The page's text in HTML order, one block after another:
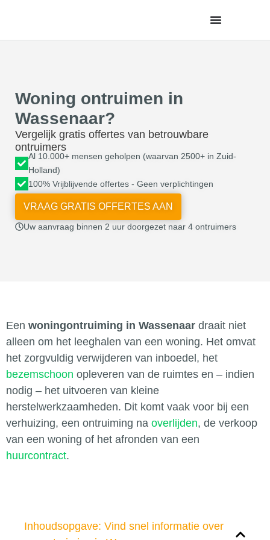
Woning ontruimen in
Wassenaar?
Vergelijk gratis offertes van betrouwbare
ontruimers
Al 10.000+ mensen geholpen (waarvan 2500+ in Zuid-
Holland)
100% Vrijblijvende offertes - Geen verplichtingen
VRAAG GRATIS OFFERTES AAN
Uw aanvraag binnen 2 uur doorgezet naar 4 ontruimers
Een woningontruiming in Wassenaar draait niet
alleen om het leeghalen van een woning. Het omvat
het zorgvuldig verwijderen van inboedel, het
bezemschoon opleveren van de ruimtes en – indien
nodig – het uitvoeren van kleine
herstelwerkzaamheden. Dit komt vaak voor bij een
verhuizing, een ontruiming na overlijden, de verkoop
van een woning of het afronden van een
huurcontract.
Inhoudsopgave: Vind snel informatie over